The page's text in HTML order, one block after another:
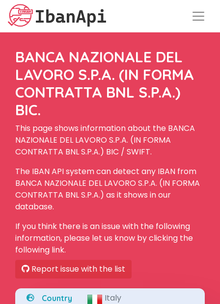
BANCA NAZIONALE DEL
LAVORO S.P.A. (IN FORMA
CONTRATTA BNL S.P.A.)
BIC.
This page shows information about the BANCA
NAZIONALE DEL LAVORO S.P.A. (IN FORMA
CONTRATTA BNL S.P.A.) BIC / SWIFT.
The IBAN API system can detect any IBAN from
BANCA NAZIONALE DEL LAVORO S.P.A. (IN FORMA
CONTRATTA BNL S.P.A.) as it shows in our
database.
If you think there is an issue with the following
information, please let us know by clicking the
following link.
Report issue with the list
Country Italy